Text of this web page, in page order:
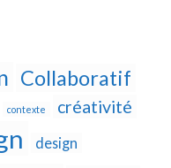
Collaboratif
contexte créativité
design